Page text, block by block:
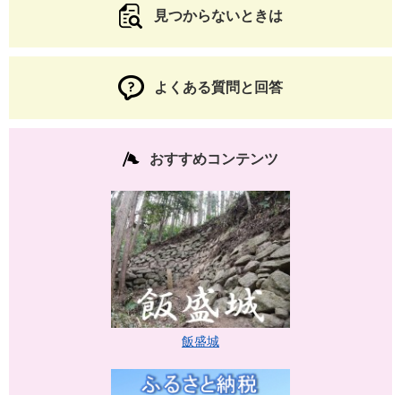
見つからないときは
よくある質問と回答
おすすめコンテンツ
飯盛城